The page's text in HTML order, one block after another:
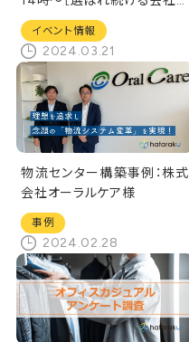
なるために、Well-beingな会
社作りのポイント]オンライン
セミナー
イベント情報
2024.03.21
物流センター構築事例：株式
会社オーラルケア様
事例
2024.02.28